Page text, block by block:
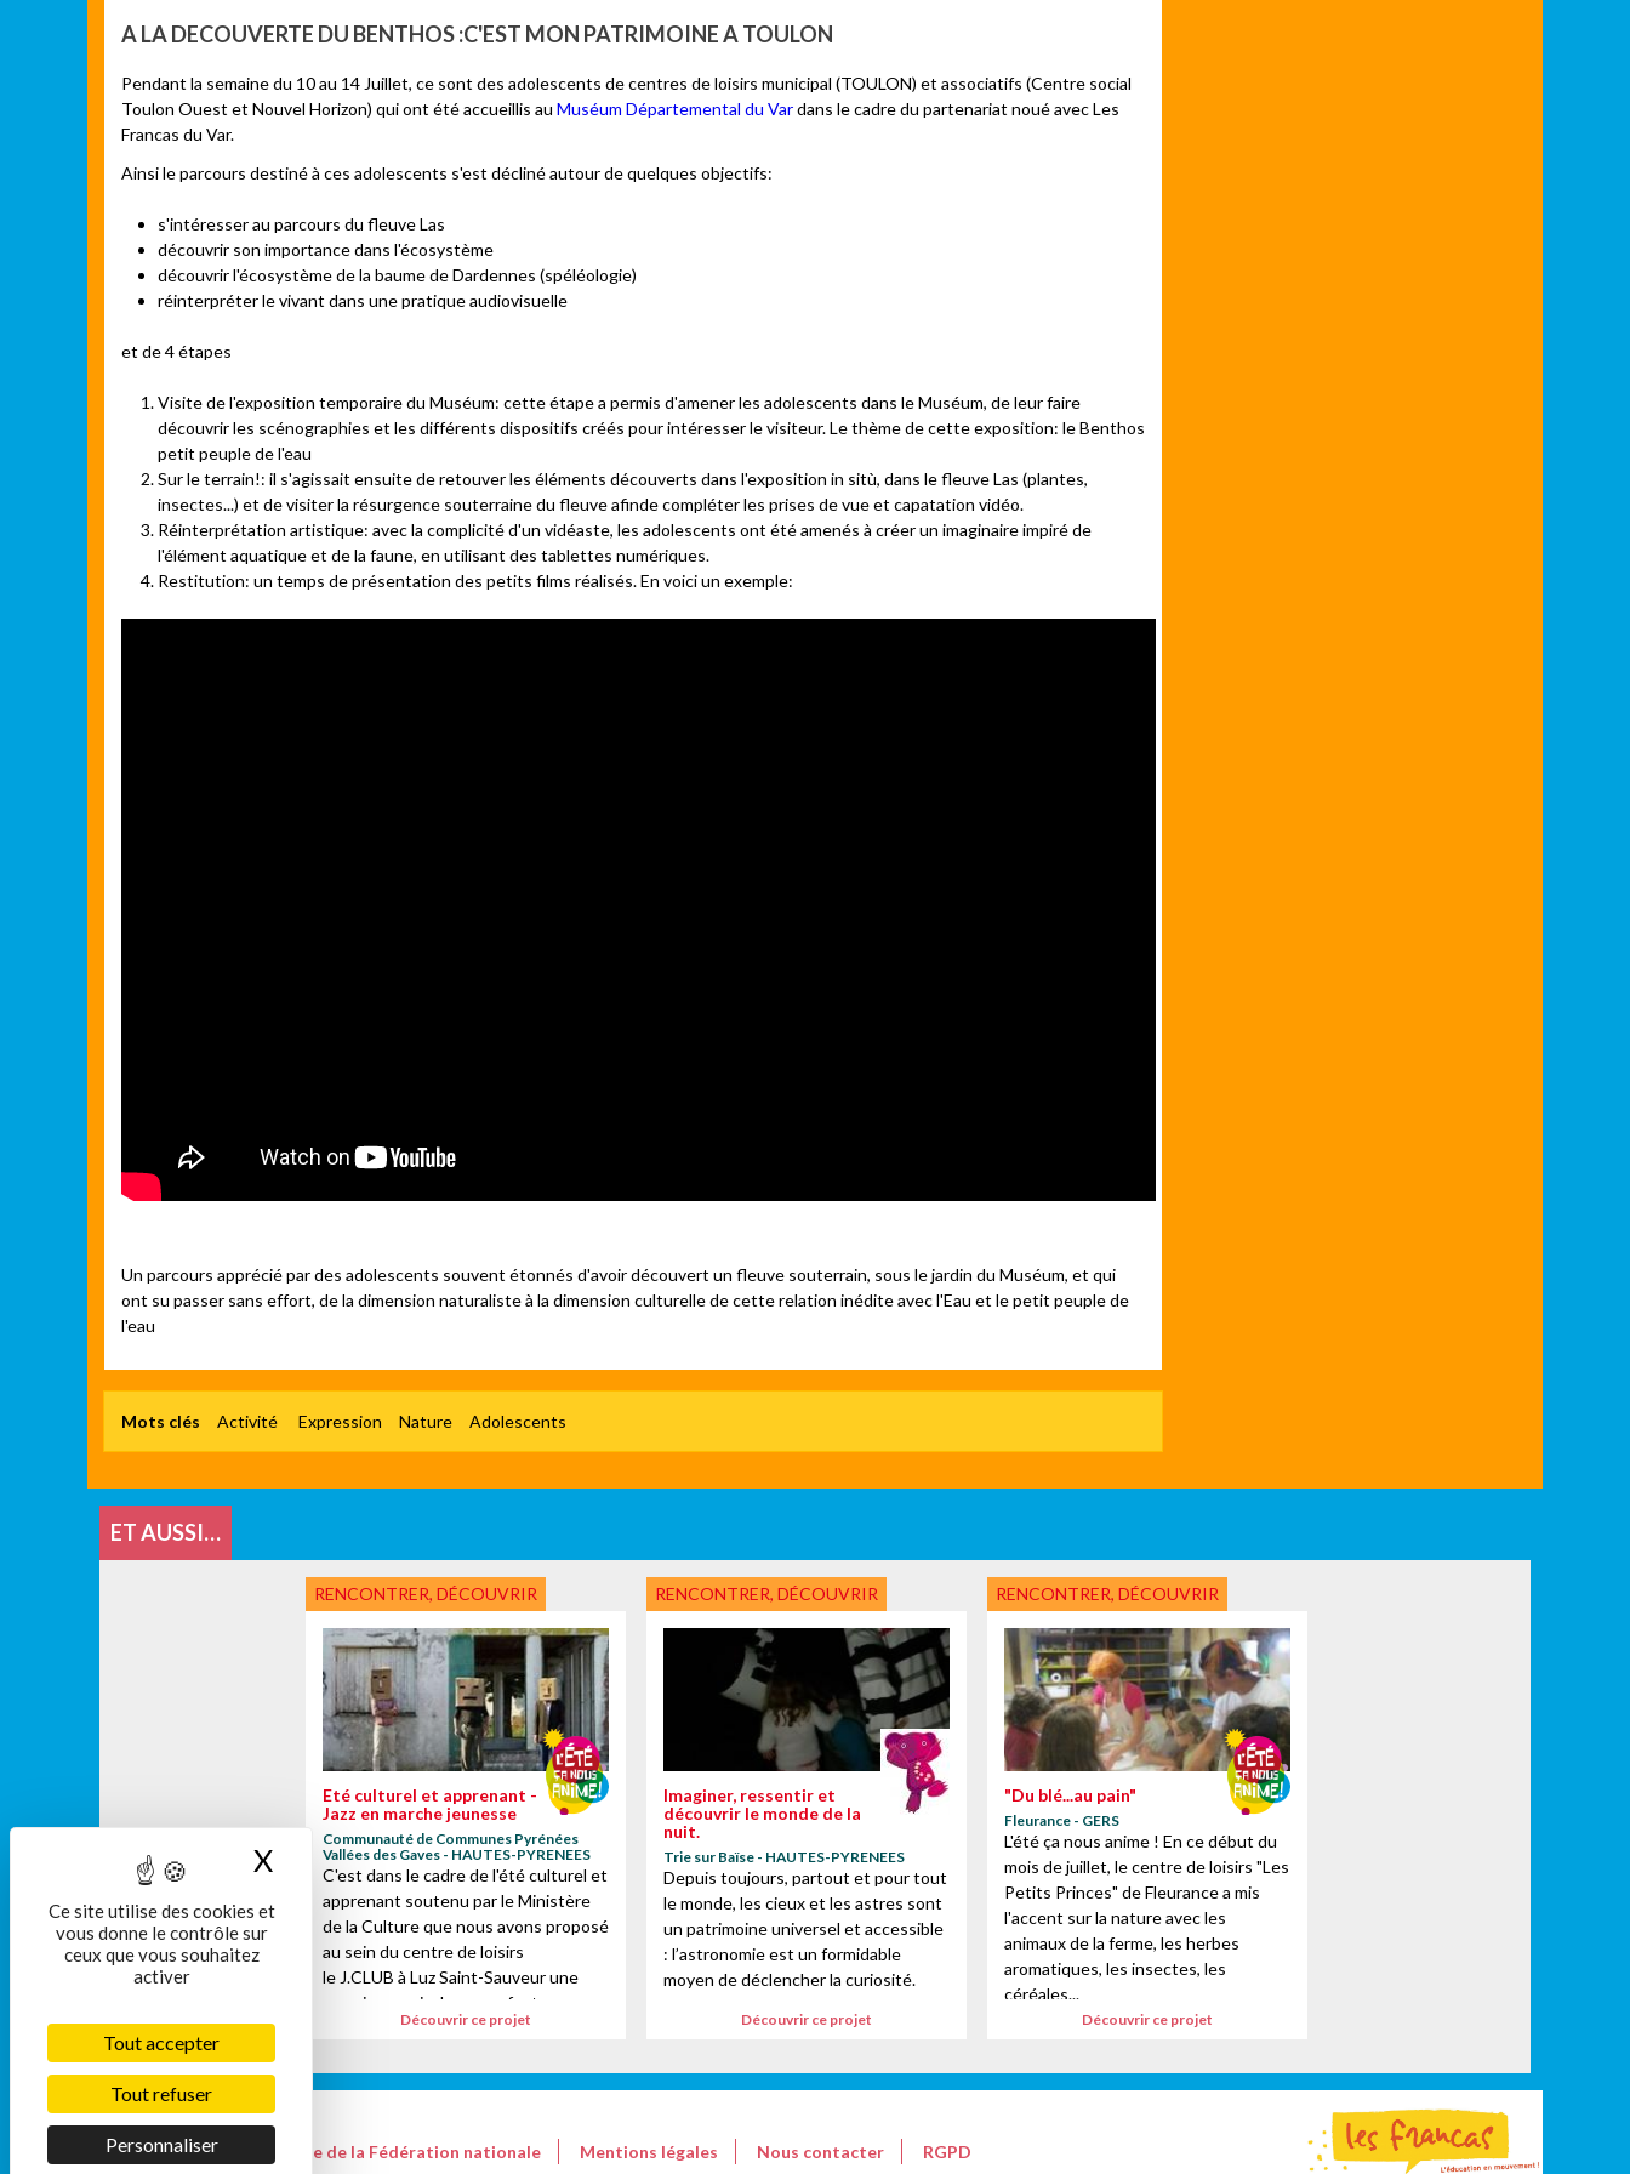
A LA DECOUVERTE DU BENTHOS :C'EST MON PATRIMOINE A TOULON
Pendant la semaine du 10 au 14 Juillet, ce sont des adolescents de centres de loisirs municipal (TOULON) et associatifs (Centre social
Toulon Ouest et Nouvel Horizon) qui ont été accueillis au Muséum Départemental du Vardans le cadre du partenariat noué avec Les
Francas du Var.
Ainsi le parcours destiné à ces adolescents s'est décliné autour de quelques objectifs:
s'intéresser au parcours du fleuve Las
découvrir son importance dans l'écosystème
découvrir l'écosystème de la baume de Dardennes (spéléologie)
réinterpréter le vivant dans une pratique audiovisuelle
et de 4 étapes
Visite de l'exposition temporaire du Muséum: cette étape a permis d'amener les adolescents dans le Muséum, de leur faire
découvrir les scénographies et les différents dispositifs créés pour intéresser le visiteur. Le thème de cette exposition: le Benthos
petit peuple de l'eau
Sur le terrain!: il s'agissait ensuite de retouver les éléments découverts dans l'exposition in sitù, dans le fleuve Las (plantes,
insectes...) et de visiter la résurgence souterraine du fleuve afinde compléter les prises de vue et capatation vidéo.
Réinterprétation artistique: avec la complicité d'un vidéaste, les adolescents ont été amenés à créer un imaginaire impiré de
l'élément aquatique et de la faune, en utilisant des tablettes numériques.
Restitution: un temps de présentation des petits films réalisés. En voici un exemple:
Un parcours apprécié par des adolescents souvent étonnés d'avoir découvert un fleuve souterrain, sous le jardin du Muséum, et qui
ont su passer sans effort, de la dimension naturaliste à la dimension culturelle de cette relation inédite avec l'Eau et le petit peuple de
l'eau
Mots clés Activité Expression Nature Adolescents
ET AUSSI…
RENCONTRER, DÉCOUVRIR
Eté culturel et apprenant -
Jazz en marche jeunesse
Communauté de Communes Pyrénées
Vallées des Gaves - HAUTES-PYRENEES
C'est dans le cadre de l'été culturel et
apprenant soutenu par le Ministère
de la Culture que nous avons proposé
au sein du centre de loisirs
le J.CLUB à Luz Saint-Sauveur une
surprise musicale aux enfants
pendant les...Découvrir ce projet
RENCONTRER, DÉCOUVRIR
Imaginer, ressentir et
découvrir le monde de la
nuit.
Trie sur Baïse - HAUTES-PYRENEES
Depuis toujours, partout et pour tout
le monde, les cieux et les astres sont
un patrimoine universel et accessible
: l’astronomie est un formidable
moyen de déclencher la curiosité.
Découvrir ce projet
RENCONTRER, DÉCOUVRIR
"Du blé...au pain"
Fleurance - GERS
L'été ça nous anime ! En ce début du
mois de juillet, le centre de loisirs "Les
Petits Princes" de Fleurance a mis
l'accent sur la nature avec les
animaux de la ferme, les herbes
aromatiques, les insectes, les
céréales...
Découvrir ce projet
Le site de la Fédération nationale Mentions légales Nous contacter RGPD
Ce site utilise des cookies et
vous donne le contrôle sur
ceux que vous souhaitez
activer
Tout accepter
Tout refuser
Personnaliser
X Masquer le bandeau des cookies